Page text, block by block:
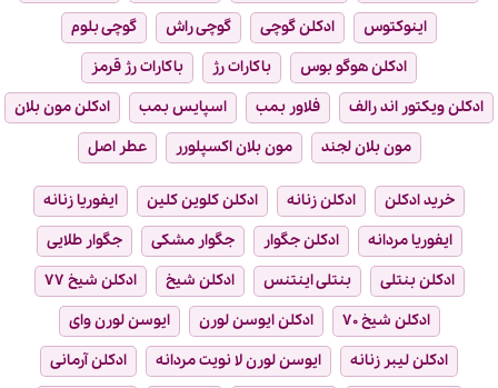
اینوکتوس
ادکلن گوچی گوچی راش
گوچی بلوم
ادکلن هوگو بوس
باکارات رژ
باکارات رژ قرمز
ادکلن ویکتور اند رالف
فلاور بمب اسپایس بمب
ادکلن مون بلان
مون بلان لجند
مون بلان اکسپلورر عطر اصل
خرید ادکلن ادکلن زنانه ادکلن کلوین کلین
ایفوریا زنانه
ایفوریا مردانه
ادکلن جگوار جگوار مشکی
جگوار طلایی
ادکلن بنتلی
بنتلی اینتنس ادکلن شیخ
ادکلن شیخ ۷۷
ادکلن شیخ ۷۰
ادکلن ایوسن لورن
ایوسن لورن وای
ادکلن لیبر زنانه
ایوسن لورن لا نویت مردانه
ادکلن آرمانی